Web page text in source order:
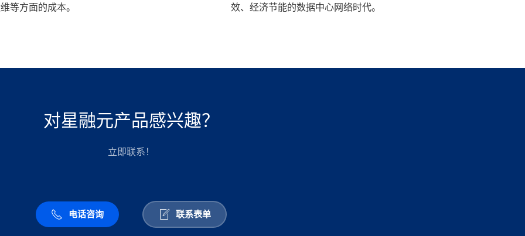
等方面的成本。
效、经济节能的数据中心网络时代。
对星融元产品感兴趣？
立即联系！
电话咨询 联系表单